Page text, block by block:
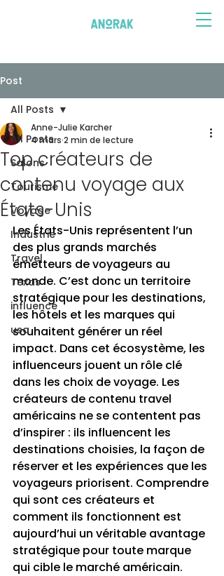
Post
All Posts
Salons
Tourisme
Voyage
Industrie
Travel
Texas
influence
usa
All Posts
Top créateurs de
contenu voyage aux
États-Unis
Anne-Julie Karcher
4 mars 2 min de lecture
Les États-Unis représentent l’un
des plus grands marchés
émetteurs de voyageurs au
monde. C’est donc un territoire
stratégique pour les destinations,
les hôtels et les marques qui
souhaitent générer un réel
impact. Dans cet écosystème, les
influenceurs jouent un rôle clé
dans les choix de voyage. Les
créateurs de contenu travel
américains ne se contentent pas
d’inspirer : ils influencent les
destinations choisies, la façon de
réserver et les expériences que les
voyageurs priorisent. Comprendre
qui sont ces créateurs et
comment ils fonctionnent est
aujourd’hui un véritable avantage
stratégique pour toute marque
qui cible le marché américain.